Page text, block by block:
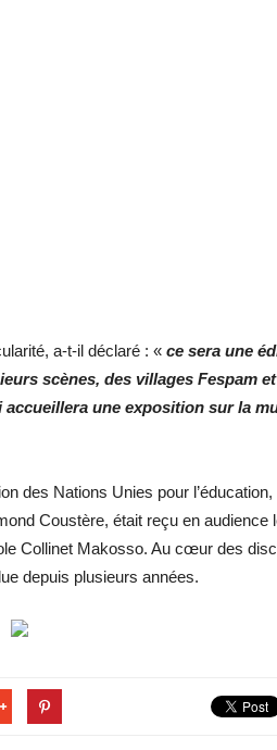
a-t-il déclaré : « ce sera une
scènes, des villages Fespam
une exposition sur la
des Nations Unies pour
Coustère, était reçu en audience
Collinet Makosso. Au cœur des
depuis plusieurs années.